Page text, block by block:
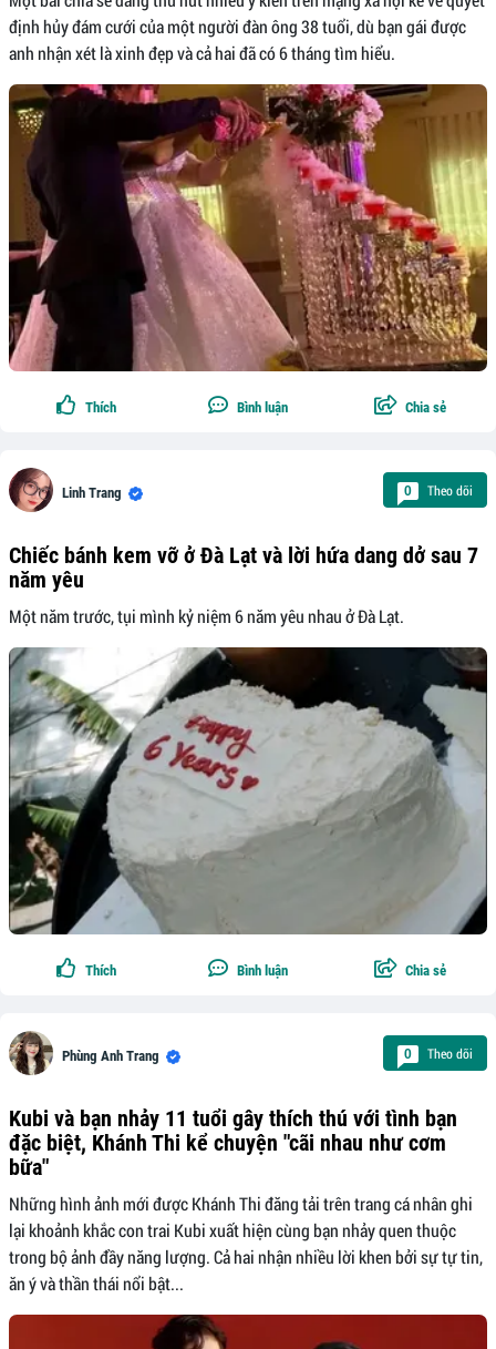
định hủy đám cưới của một người đàn ông 38 tuổi, dù bạn gái được
anh nhận xét là xinh đẹp và cả hai đã có 6 tháng tìm hiểu.
Thích Bình luận Chia sẻ
Linh Trang 0 Theo dõi
Chiếc bánh kem vỡ ở Đà Lạt và lời hứa dang dở sau 7
năm yêu
Một năm trước, tụi mình kỷ niệm 6 năm yêu nhau ở Đà Lạt.
Thích Bình luận Chia sẻ
Phùng Anh Trang 0 Theo dõi
Kubi và bạn nhảy 11 tuổi gây thích thú với tình bạn
đặc biệt, Khánh Thi kể chuyện "cãi nhau như cơm
bữa"
Những hình ảnh mới được Khánh Thi đăng tải trên trang cá nhân ghi
lại khoảnh khắc con trai Kubi xuất hiện cùng bạn nhảy quen thuộc
trong bộ ảnh đầy năng lượng. Cả hai nhận nhiều lời khen bởi sự tự tin,
ăn ý và thần thái nổi bật...